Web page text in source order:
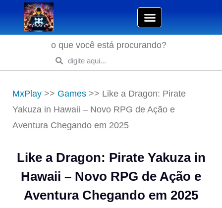
o que você está procurando?
MxPlay >> Games >> Like a Dragon: Pirate
Yakuza in Hawaii – Novo RPG de Ação e
Aventura Chegando em 2025
Like a Dragon: Pirate Yakuza in
Hawaii – Novo RPG de Ação e
Aventura Chegando em 2025